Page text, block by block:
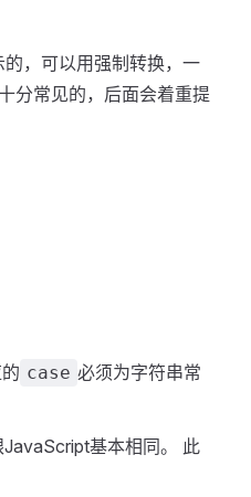
，可以用强制转换，一
分常见的，后面会着重提
case 必须为字符串常
JavaScript基本相同。 此